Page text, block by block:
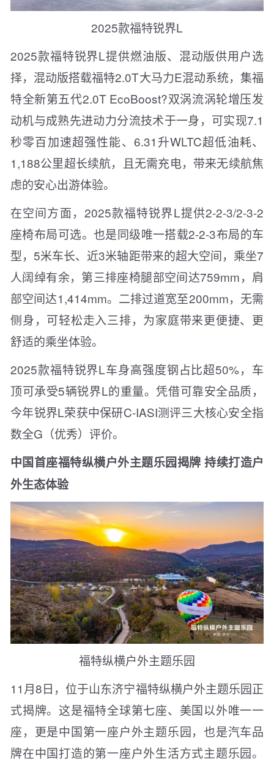
2025款福特锐界L
2025款福特锐界L提供燃油版、混动版供用户选
择，混动版搭载福特2.0T大马力E混动系统，集福
特全新第五代2.0T EcoBoost?双涡流涡轮增压发
动机与成熟先进动力分流技术于一身，可实现7.1
秒零百加速超强性能、6.31升WLTC超低油耗、
1,188公里超长续航，且无需充电，带来无续航焦
虑的安心出游体验。
在空间方面，2025款福特锐界L提供2-2-3/2-3-2
座椅布局可选。也是同级唯一搭载2-2-3布局的车
型，5米车长、近3米轴距带来的超大空间，乘坐7
人阔绰有余，第三排座椅腿部空间达759mm，肩
部空间达1,414mm。二排过道宽至200mm，无需
侧身，可轻松走入三排，为家庭带来更便捷、更
舒适的乘坐体验。
2025款福特锐界L车身高强度钢占比超50%，车
顶可承受5辆锐界L的重量。凭借可靠安全品质，
今年锐界L荣获中保研C-IASI测评三大核心安全指
数全G（优秀）评价。
中国首座福特纵横户外主题乐园揭牌 持续打造户
外生态体验
福特纵横户外主题乐园
11月8日，位于山东济宁福特纵横户外主题乐园正
式揭牌。这是福特全球第七座、美国以外唯一一
座，更是中国第一座户外主题乐园，也是汽车品
牌在中国打造的第一座户外生活方式主题乐园。